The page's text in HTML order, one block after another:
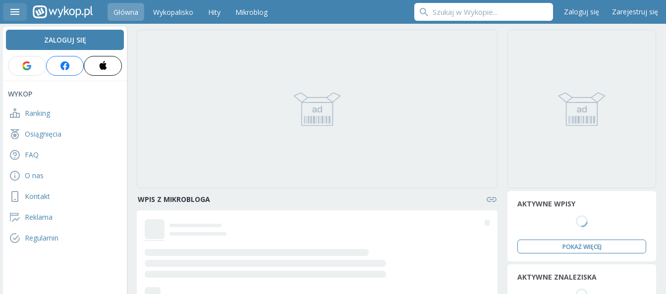
Główna Wykopalisko Hity Mikroblog Zaloguj się Zarejestruj się
ZALOGUJ SIĘ
WYKOP
Ranking
Osiągnięcia
FAQ
O nas
Kontakt
Reklama
Regulamin
WPIS Z MIKROBLOGA AKTYWNE WPISY
POKAŻ WIĘCEJ
AKTYWNE ZNALEZISKA